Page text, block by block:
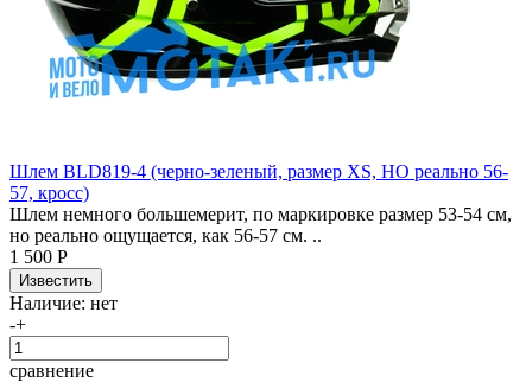
Шлем BLD819-4 (черно-зеленый, размер XS, НО реально 56-
57, кросс)
Шлем немного большемерит, по маркировке размер 53-54 см,
но реально ощущается, как 56-57 см. ..
1 500 Р
Наличие: нет
-+
сравнение